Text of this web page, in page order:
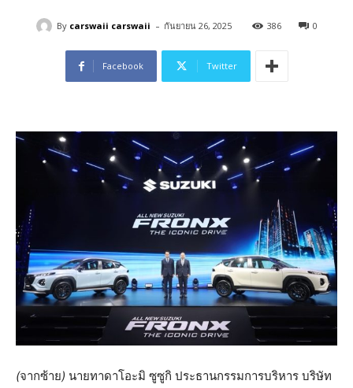
By carswaii carswaii - กันยายน 26, 2025 386 0
Facebook Twitter
(จากซ้าย) นายทาดาโอะมิ ซูซูกิ ประธานกรรมการบริหาร บริษัท